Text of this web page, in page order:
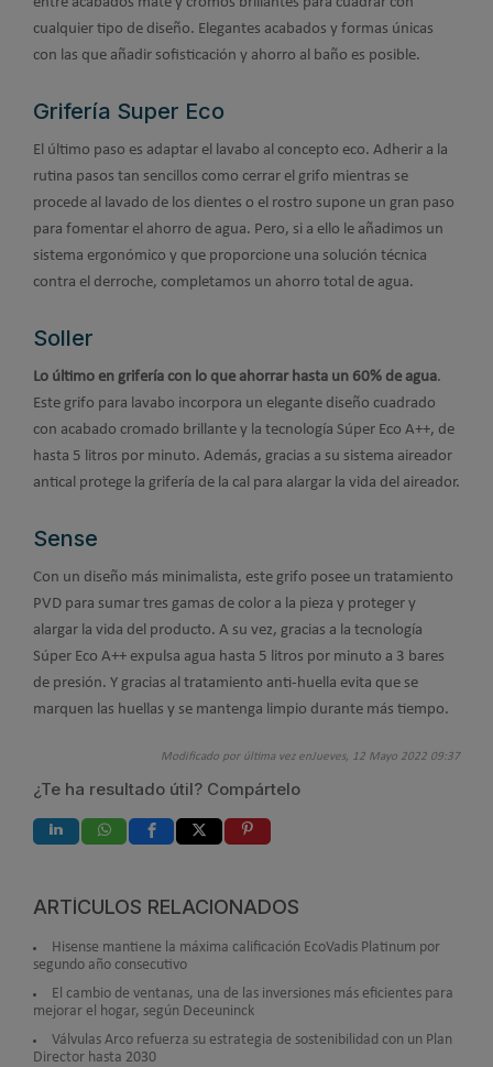
cualquier tipo de diseño. Elegantes acabados y formas únicas
con las que añadir sofisticación y ahorro al baño es posible.
Grifería Super Eco
El último paso es adaptar el lavabo al concepto eco. Adherir a la
rutina pasos tan sencillos como cerrar el grifo mientras se
procede al lavado de los dientes o el rostro supone un gran paso
para fomentar el ahorro de agua. Pero, si a ello le añadimos un
sistema ergonómico y que proporcione una solución técnica
contra el derroche, completamos un ahorro total de agua.
Soller
Lo último en grifería con lo que ahorrar hasta un 60% de agua.
Este grifo para lavabo incorpora un elegante diseño cuadrado
con acabado cromado brillante y la tecnología Súper Eco A++, de
hasta 5 litros por minuto. Además, gracias a su sistema aireador
antical protege la grifería de la cal para alargar la vida del aireador.
Sense
Con un diseño más minimalista, este grifo posee un tratamiento
PVD para sumar tres gamas de color a la pieza y proteger y
alargar la vida del producto. A su vez, gracias a la tecnología
Súper Eco A++ expulsa agua hasta 5 litros por minuto a 3 bares
de presión. Y gracias al tratamiento anti-huella evita que se
marquen las huellas y se mantenga limpio durante más tiempo.
Modificado por última vez enJueves, 12 Mayo 2022 09:37
¿Te ha resultado útil? Compártelo
ARTÍCULOS RELACIONADOS
Hisense mantiene la máxima calificación EcoVadis Platinum por
segundo año consecutivo
El cambio de ventanas, una de las inversiones más eficientes para
mejorar el hogar, según Deceuninck
Válvulas Arco refuerza su estrategia de sostenibilidad con un Plan
Director hasta 2030